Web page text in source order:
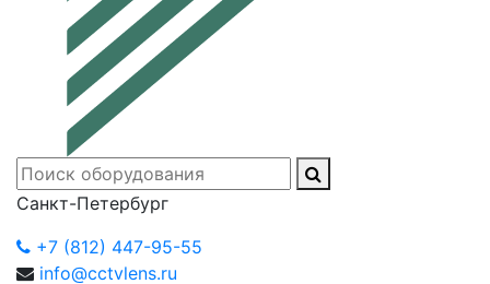
Санкт-Петербург
+7 (812) 447-95-55
info@cctvlens.ru